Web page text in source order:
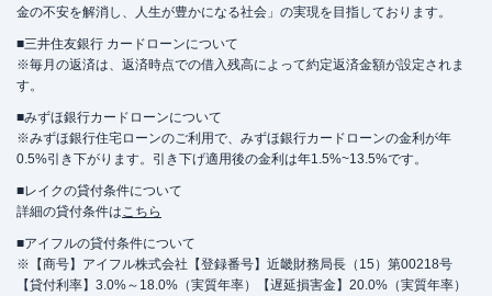
金の不安を解消し、人生が豊かになる社会」の実現を目指しております。
■三井住友銀行 カードローンについて
※毎月の返済は、返済時点での借入残高によって約定返済金額が設定されま
す。
■みずほ銀行カードローンについて
※みずほ銀行住宅ローンのご利用で、みずほ銀行カードローンの金利が年
0.5%引き下がります。引き下げ適用後の金利は年1.5%~13.5%です。
■レイクの貸付条件について
詳細の貸付条件はこちら
■アイフルの貸付条件について
※【商号】アイフル株式会社【登録番号】近畿財務局長（15）第00218号
【貸付利率】3.0%～18.0%（実質年率）【遅延損害金】20.0%（実質年率）